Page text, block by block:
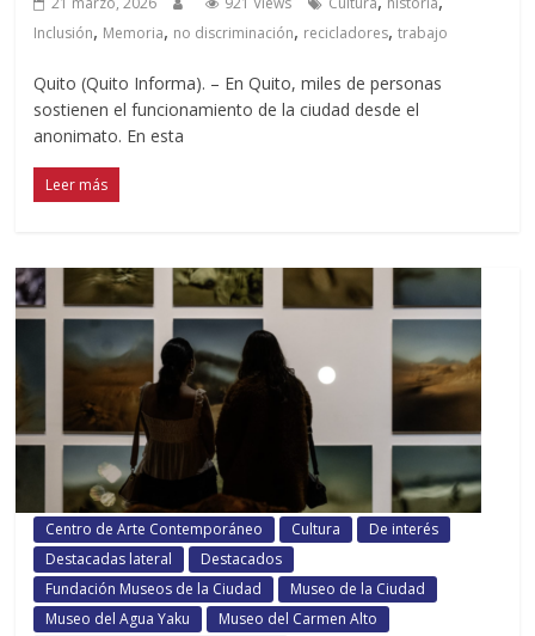
Inclusión, Memoria, no discriminación, recicladores,trabajo
Quito (Quito Informa). – En Quito, miles de personas
sostienen el funcionamiento de la ciudad desde el
anonimato. En esta
Leer más
Centro de Arte Contemporáneo Cultura
De interés
Destacadas lateral
Destacados
Fundación Museos de la Ciudad
Museo de la Ciudad
Museo del Agua Yaku
Museo del Carmen Alto